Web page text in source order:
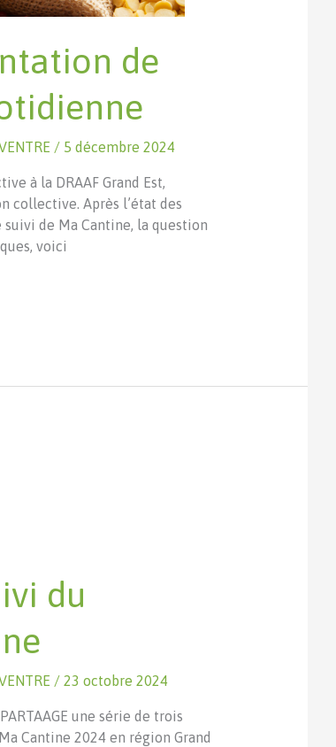
de
/ 5 décembre 2024
à la DRAAF Grand Est,
collective. Après l’état des
de Ma Cantine, la question
voici
du
/ 23 octobre 2024
une série de trois
Cantine 2024 en région Grand